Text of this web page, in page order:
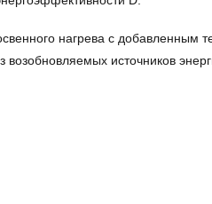
нагрева с
источников